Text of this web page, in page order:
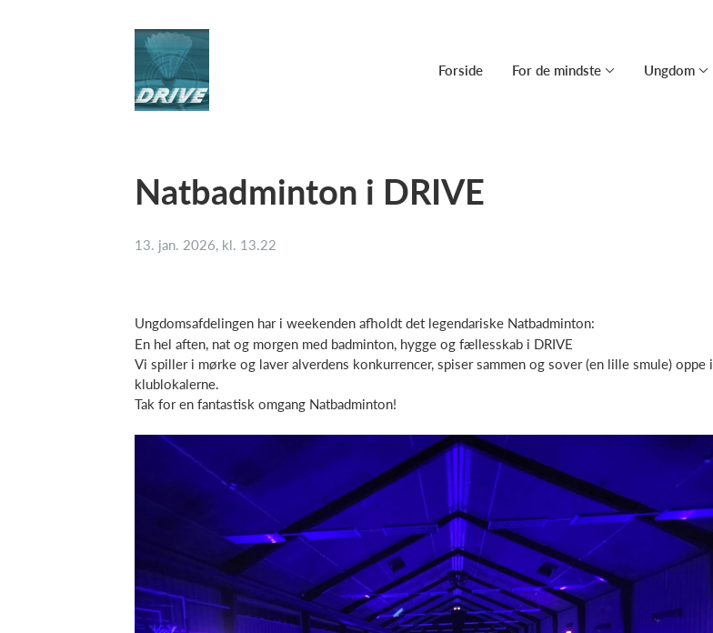
Forside For de mindste Ungdom
Natbadminton i DRIVE
13. jan. 2026, kl. 13.22
Ungdomsafdelingen har i weekenden afholdt det legendariske Natbadminton:
En hel aften, nat og morgen med badminton, hygge og fællesskab i DRIVE
Vi spiller i mørke og laver alverdens konkurrencer, spiser sammen og sover (en lille smule) oppe i
klublokalerne.
Tak for en fantastisk omgang Natbadminton!